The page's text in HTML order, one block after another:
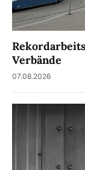
Verbände
07.08.2026